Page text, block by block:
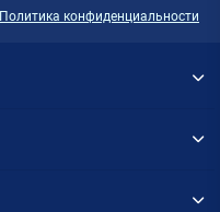
Политика конфиденциальности